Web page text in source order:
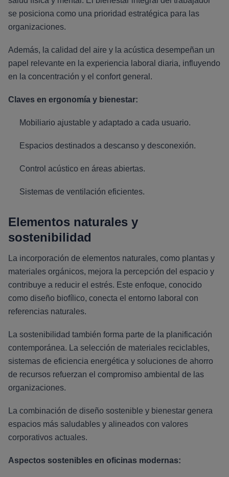
se posiciona como una prioridad estratégica para las
organizaciones.
Además, la calidad del aire y la acústica desempeñan un
papel relevante en la experiencia laboral diaria, influyendo
en la concentración y el confort general.
Claves en ergonomía y bienestar:
Mobiliario ajustable y adaptado a cada usuario.
Espacios destinados a descanso y desconexión.
Control acústico en áreas abiertas.
Sistemas de ventilación eficientes.
Elementos naturales y
sostenibilidad
La incorporación de elementos naturales, como plantas y
materiales orgánicos, mejora la percepción del espacio y
contribuye a reducir el estrés. Este enfoque, conocido
como diseño biofílico, conecta el entorno laboral con
referencias naturales.
La sostenibilidad también forma parte de la planificación
contemporánea. La selección de materiales reciclables,
sistemas de eficiencia energética y soluciones de ahorro
de recursos refuerzan el compromiso ambiental de las
organizaciones.
La combinación de diseño sostenible y bienestar genera
espacios más saludables y alineados con valores
corporativos actuales.
Aspectos sostenibles en oficinas modernas: